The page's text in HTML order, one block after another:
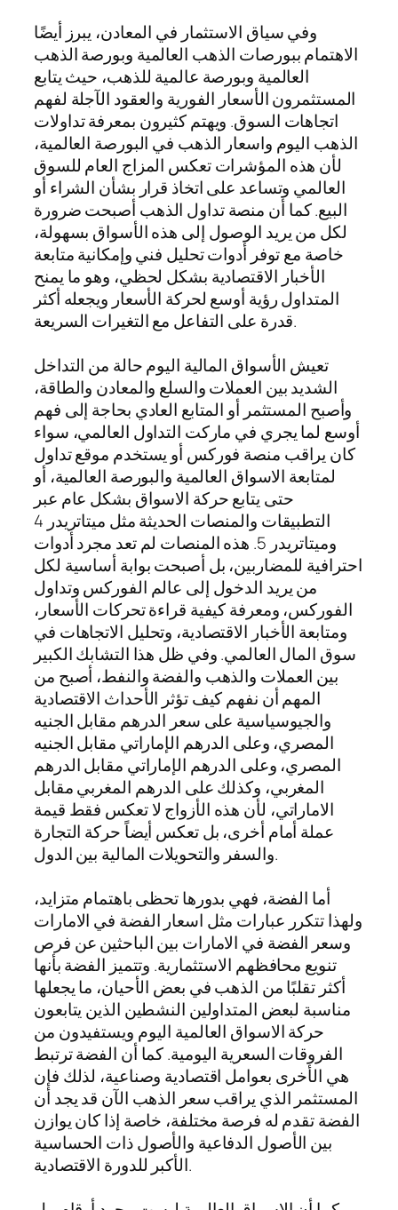
وفي سياق الاستثمار في المعادن، يبرز أيضًا
الاهتمام ببورصات الذهب العالمية وبورصة الذهب
العالمية وبورصة عالمية للذهب، حيث يتابع
المستثمرون الأسعار الفورية والعقود الآجلة لفهم
اتجاهات السوق. ويهتم كثيرون بمعرفة تداولات
الذهب اليوم واسعار الذهب في البورصة العالمية،
لأن هذه المؤشرات تعكس المزاج العام للسوق
العالمي وتساعد على اتخاذ قرار بشأن الشراء أو
البيع. كما أن منصة تداول الذهب أصبحت ضرورة
لكل من يريد الوصول إلى هذه الأسواق بسهولة،
خاصة مع توفر أدوات تحليل فني وإمكانية متابعة
الأخبار الاقتصادية بشكل لحظي، وهو ما يمنح
المتداول رؤية أوسع لحركة الأسعار ويجعله أكثر
قدرة على التفاعل مع التغيرات السريعة.
تعيش الأسواق المالية اليوم حالة من التداخل
الشديد بين العملات والسلع والمعادن والطاقة،
وأصبح المستثمر أو المتابع العادي بحاجة إلى فهم
أوسع لما يجري في ماركت التداول العالمي، سواء
كان يراقب منصة فوركس أو يستخدم موقع تداول
لمتابعة الاسواق العالمية والبورصة العالمية، أو
حتى يتابع حركة الاسواق بشكل عام عبر
التطبيقات والمنصات الحديثة مثل ميتاتريدر 4
وميتاتريدر 5. هذه المنصات لم تعد مجرد أدوات
احترافية للمضاربين، بل أصبحت بوابة أساسية لكل
من يريد الدخول إلى عالم الفوركس وتداول
الفوركس، ومعرفة كيفية قراءة تحركات الأسعار،
ومتابعة الأخبار الاقتصادية، وتحليل الاتجاهات في
سوق المال العالمي. وفي ظل هذا التشابك الكبير
بين العملات والذهب والفضة والنفط، أصبح من
المهم أن نفهم كيف تؤثر الأحداث الاقتصادية
والجيوسياسية على سعر الدرهم مقابل الجنيه
المصري، وعلى الدرهم الإماراتي مقابل الجنيه
المصري، وعلى الدرهم الإماراتي مقابل الدرهم
المغربي، وكذلك على الدرهم المغربي مقابل
الاماراتي، لأن هذه الأزواج لا تعكس فقط قيمة
عملة أمام أخرى، بل تعكس أيضاً حركة التجارة
والسفر والتحويلات المالية بين الدول.
أما الفضة، فهي بدورها تحظى باهتمام متزايد،
ولهذا تتكرر عبارات مثل اسعار الفضة في الامارات
وسعر الفضة في الامارات بين الباحثين عن فرص
تنويع محافظهم الاستثمارية. وتتميز الفضة بأنها
أكثر تقلبًا من الذهب في بعض الأحيان، ما يجعلها
مناسبة لبعض المتداولين النشطين الذين يتابعون
حركة الاسواق العالمية اليوم ويستفيدون من
الفروقات السعرية اليومية. كما أن الفضة ترتبط
هي الأخرى بعوامل اقتصادية وصناعية، لذلك فإن
المستثمر الذي يراقب سعر الذهب الآن قد يجد أن
الفضة تقدم له فرصة مختلفة، خاصة إذا كان يوازن
بين الأصول الدفاعية والأصول ذات الحساسية
الأكبر للدورة الاقتصادية.